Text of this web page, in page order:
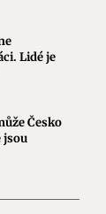
Lidé je
Česko
jsou